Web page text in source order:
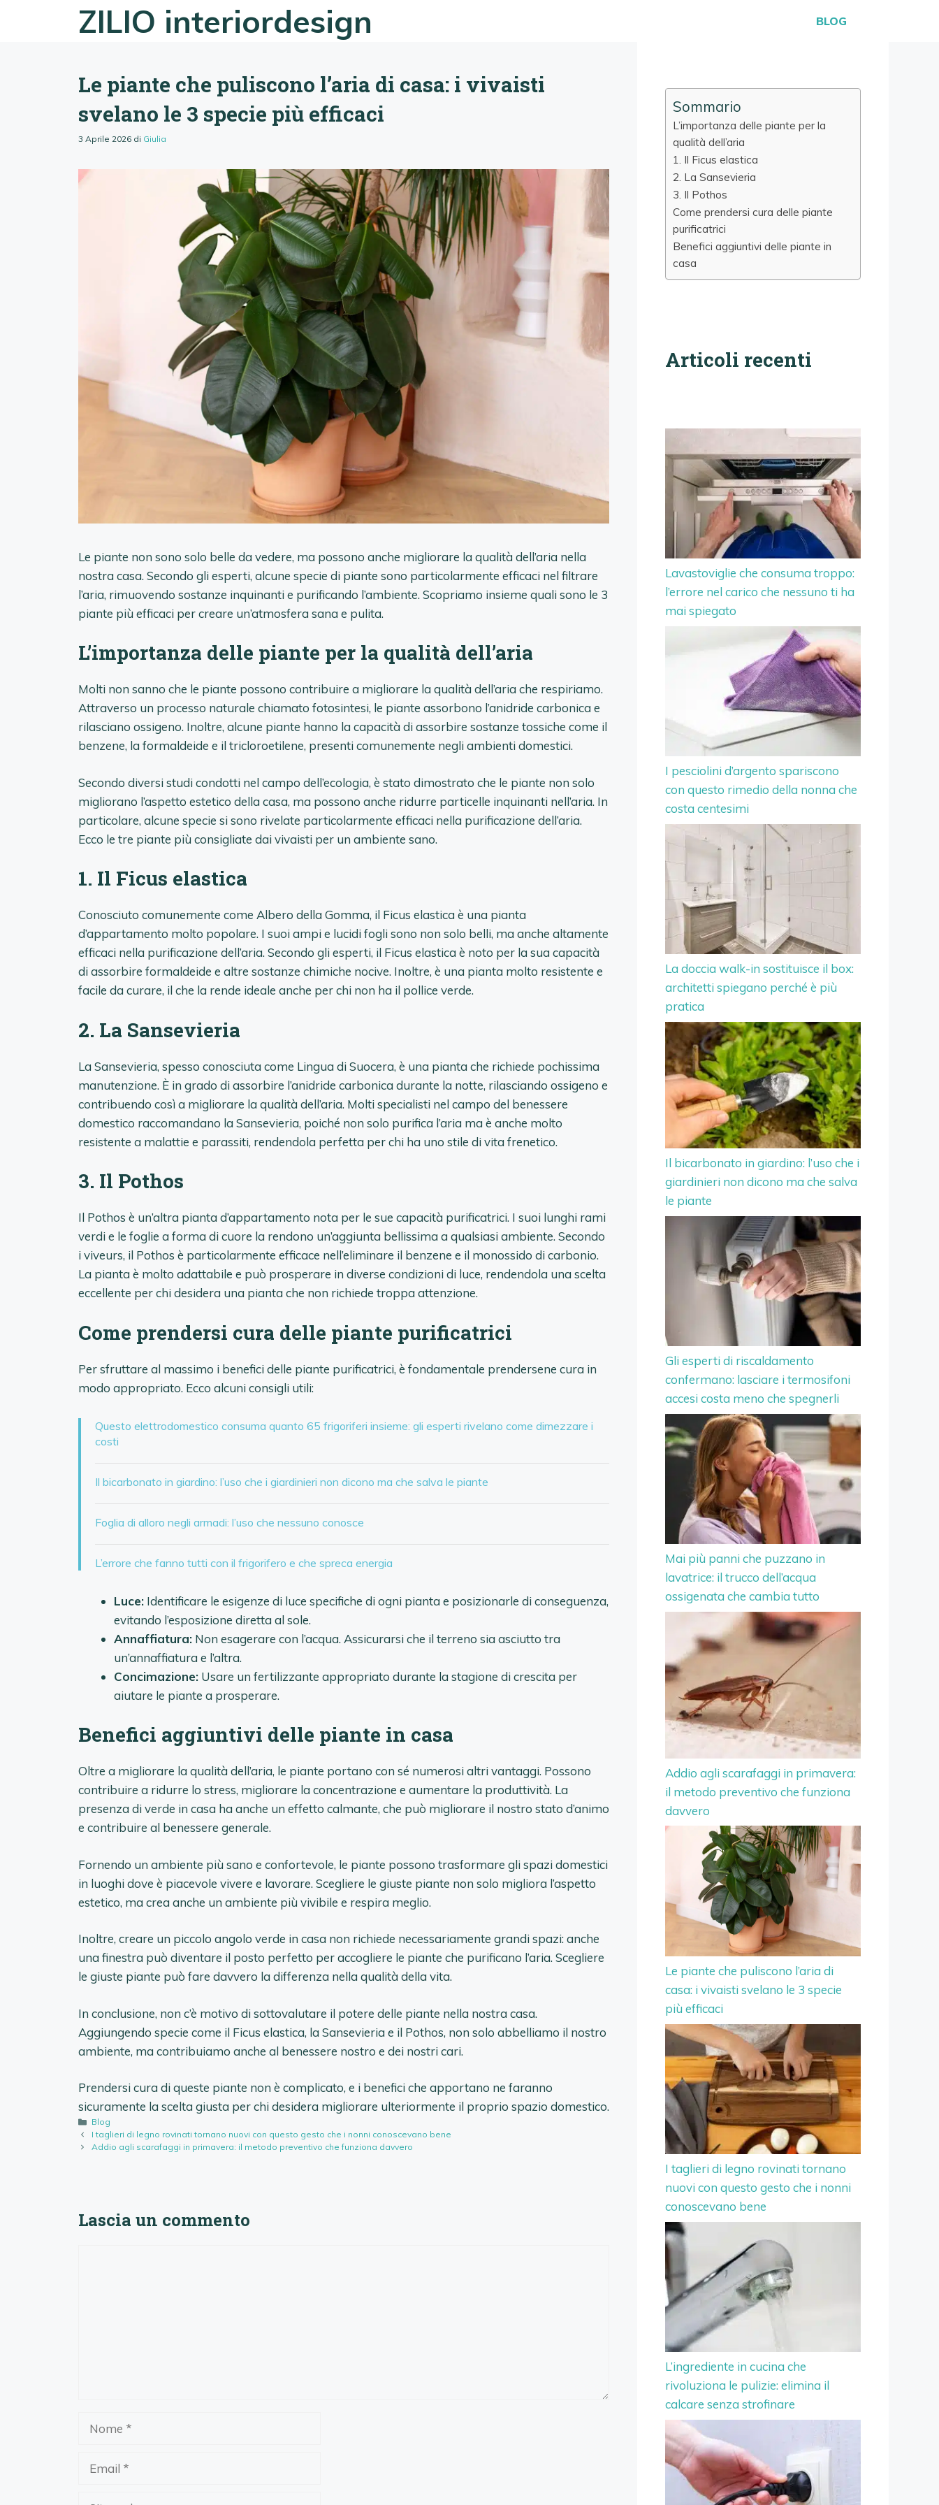
ZILIO interiordesign BLOG
Le piante che puliscono l’aria di casa: i vivaisti
svelano le 3 specie più efficaci
3 Aprile 2026 di Giulia
Le piante non sono solo belle da vedere, ma possono anche migliorare la qualità dell’aria nella
nostra casa. Secondo gli esperti, alcune specie di piante sono particolarmente efficaci nel filtrare
l’aria, rimuovendo sostanze inquinanti e purificando l’ambiente. Scopriamo insieme quali sono le 3
piante più efficaci per creare un’atmosfera sana e pulita.
L’importanza delle piante per la qualità dell’aria
Molti non sanno che le piante possono contribuire a migliorare la qualità dell’aria che respiriamo.
Attraverso un processo naturale chiamato fotosintesi, le piante assorbono l’anidride carbonica e
rilasciano ossigeno. Inoltre, alcune piante hanno la capacità di assorbire sostanze tossiche come il
benzene, la formaldeide e il tricloroetilene, presenti comunemente negli ambienti domestici.
Secondo diversi studi condotti nel campo dell’ecologia, è stato dimostrato che le piante non solo
migliorano l’aspetto estetico della casa, ma possono anche ridurre particelle inquinanti nell’aria. In
particolare, alcune specie si sono rivelate particolarmente efficaci nella purificazione dell’aria.
Ecco le tre piante più consigliate dai vivaisti per un ambiente sano.
1. Il Ficus elastica
Conosciuto comunemente come Albero della Gomma, il Ficus elastica è una pianta
d’appartamento molto popolare. I suoi ampi e lucidi fogli sono non solo belli, ma anche altamente
efficaci nella purificazione dell’aria. Secondo gli esperti, il Ficus elastica è noto per la sua capacità
di assorbire formaldeide e altre sostanze chimiche nocive. Inoltre, è una pianta molto resistente e
facile da curare, il che la rende ideale anche per chi non ha il pollice verde.
2. La Sansevieria
La Sansevieria, spesso conosciuta come Lingua di Suocera, è una pianta che richiede pochissima
manutenzione. È in grado di assorbire l’anidride carbonica durante la notte, rilasciando ossigeno e
contribuendo così a migliorare la qualità dell’aria. Molti specialisti nel campo del benessere
domestico raccomandano la Sansevieria, poiché non solo purifica l’aria ma è anche molto
resistente a malattie e parassiti, rendendola perfetta per chi ha uno stile di vita frenetico.
3. Il Pothos
Il Pothos è un’altra pianta d’appartamento nota per le sue capacità purificatrici. I suoi lunghi rami
verdi e le foglie a forma di cuore la rendono un’aggiunta bellissima a qualsiasi ambiente. Secondo
i viveurs, il Pothos è particolarmente efficace nell’eliminare il benzene e il monossido di carbonio.
La pianta è molto adattabile e può prosperare in diverse condizioni di luce, rendendola una scelta
eccellente per chi desidera una pianta che non richiede troppa attenzione.
Come prendersi cura delle piante purificatrici
Per sfruttare al massimo i benefici delle piante purificatrici, è fondamentale prendersene cura in
modo appropriato. Ecco alcuni consigli utili:
Questo elettrodomestico consuma quanto 65 frigoriferi insieme: gli esperti rivelano come dimezzare i
costi
Il bicarbonato in giardino: l’uso che i giardinieri non dicono ma che salva le piante
Foglia di alloro negli armadi: l’uso che nessuno conosce
L’errore che fanno tutti con il frigorifero e che spreca energia
Luce: Identificare le esigenze di luce specifiche di ogni pianta e posizionarle di conseguenza,
evitando l’esposizione diretta al sole.
Annaffiatura: Non esagerare con l’acqua. Assicurarsi che il terreno sia asciutto tra
un’annaffiatura e l’altra.
Concimazione: Usare un fertilizzante appropriato durante la stagione di crescita per
aiutare le piante a prosperare.
Benefici aggiuntivi delle piante in casa
Oltre a migliorare la qualità dell’aria, le piante portano con sé numerosi altri vantaggi. Possono
contribuire a ridurre lo stress, migliorare la concentrazione e aumentare la produttività. La
presenza di verde in casa ha anche un effetto calmante, che può migliorare il nostro stato d’animo
e contribuire al benessere generale.
Fornendo un ambiente più sano e confortevole, le piante possono trasformare gli spazi domestici
in luoghi dove è piacevole vivere e lavorare. Scegliere le giuste piante non solo migliora l’aspetto
estetico, ma crea anche un ambiente più vivibile e respira meglio.
Inoltre, creare un piccolo angolo verde in casa non richiede necessariamente grandi spazi: anche
una finestra può diventare il posto perfetto per accogliere le piante che purificano l’aria. Scegliere
le giuste piante può fare davvero la differenza nella qualità della vita.
In conclusione, non c’è motivo di sottovalutare il potere delle piante nella nostra casa.
Aggiungendo specie come il Ficus elastica, la Sansevieria e il Pothos, non solo abbelliamo il nostro
ambiente, ma contribuiamo anche al benessere nostro e dei nostri cari.
Prendersi cura di queste piante non è complicato, e i benefici che apportano ne faranno
sicuramente la scelta giusta per chi desidera migliorare ulteriormente il proprio spazio domestico.
Categorie
Blog
I taglieri di legno rovinati tornano nuovi con questo gesto che i nonni conoscevano bene
Addio agli scarafaggi in primavera: il metodo preventivo che funziona davvero
Lascia un commento
Sommario
L’importanza delle piante per la
qualità dell’aria
1. Il Ficus elastica
2. La Sansevieria
3. Il Pothos
Come prendersi cura delle piante
purificatrici
Benefici aggiuntivi delle piante in
casa
Articoli recenti
Lavastoviglie che consuma troppo:
l’errore nel carico che nessuno ti ha
mai spiegato
I pesciolini d’argento spariscono
con questo rimedio della nonna che
costa centesimi
La doccia walk-in sostituisce il box:
architetti spiegano perché è più
pratica
Il bicarbonato in giardino: l’uso che i
giardinieri non dicono ma che salva
le piante
Gli esperti di riscaldamento
confermano: lasciare i termosifoni
accesi costa meno che spegnerli
Mai più panni che puzzano in
lavatrice: il trucco dell’acqua
ossigenata che cambia tutto
Addio agli scarafaggi in primavera:
il metodo preventivo che funziona
davvero
Le piante che puliscono l’aria di
casa: i vivaisti svelano le 3 specie
più efficaci
I taglieri di legno rovinati tornano
nuovi con questo gesto che i nonni
conoscevano bene
L’ingrediente in cucina che
rivoluziona le pulizie: elimina il
calcare senza strofinare